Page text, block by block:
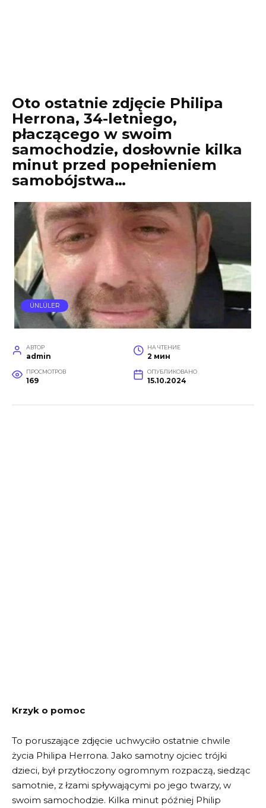
Oto ostatnie zdjęcie Philipa
Herrona, 34-letniego,
płaczącego w swoim
samochodzie, dosłownie kilka
minut przed popełnieniem
samobójstwa…
ÜNLÜLER
АВТОР
admin
НА ЧТЕНИЕ
2 мин
ПРОСМОТРОВ
169
ОПУБЛИКОВАНО
15.10.2024
Krzyk o pomoc
To poruszające zdjęcie uchwyciło ostatnie chwile
życia Philipa Herrona. Jako samotny ojciec trójki
dzieci, był przytłoczony ogromnym rozpaczą, siedząc
samotnie, z łzami spływającymi po jego twarzy, w
swoim samochodzie. Kilka minut później Philip